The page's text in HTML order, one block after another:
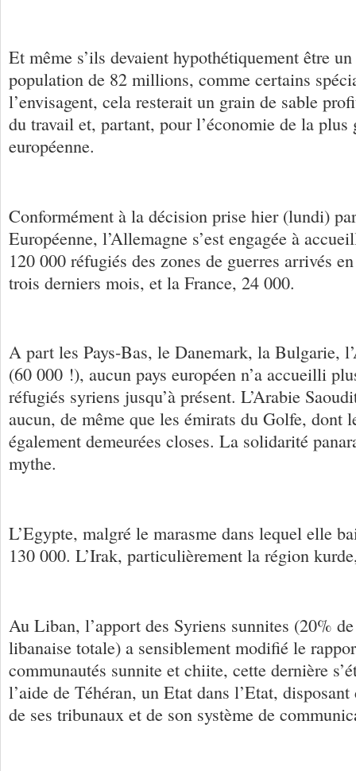
Et même s’ils devaient hypothétiquement être
population de 82 millions, comme certains
l’envisagent, cela resterait un grain de sable
du travail et, partant, pour l’économie de la plus
européenne.
Conformément à la décision prise hier (lundi)
Européenne, l’Allemagne s’est engagée à
120 000 réfugiés des zones de guerres arrivés
trois derniers mois, et la France, 24 000.
A part les Pays-Bas, le Danemark, la Bulgarie,
(60 000 !), aucun pays européen n’a accueilli
réfugiés syriens jusqu’à présent. L’Arabie
aucun, de même que les émirats du Golfe, dont
également demeurées closes. La solidarité
mythe.
L’Egypte, malgré le marasme dans lequel elle
130 000. L’Irak, particulièrement la région
Au Liban, l’apport des Syriens sunnites (20%
libanaise totale) a sensiblement modifié le
communautés sunnite et chiite, cette dernière
l’aide de Téhéran, un Etat dans l’Etat,
de ses tribunaux et de son système de